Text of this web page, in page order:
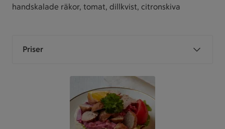
handskalade räkor, tomat, dillkvist, citronskiva
Priser